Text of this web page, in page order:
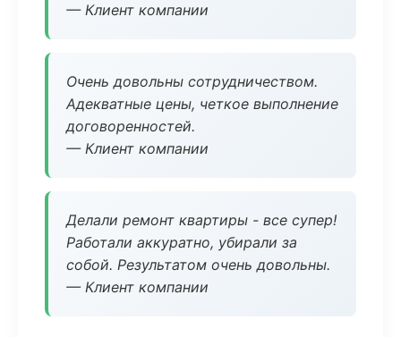
— Клиент компании
Очень довольны сотрудничеством.
Адекватные цены, четкое выполнение
договоренностей.
— Клиент компании
Делали ремонт квартиры - все супер!
Работали аккуратно, убирали за
собой. Результатом очень довольны.
— Клиент компании